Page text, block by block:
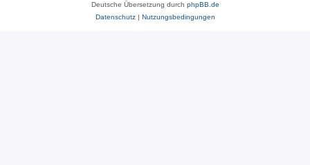
Deutsche Übersetzung durch phpBB.de
Datenschutz| Nutzungsbedingungen